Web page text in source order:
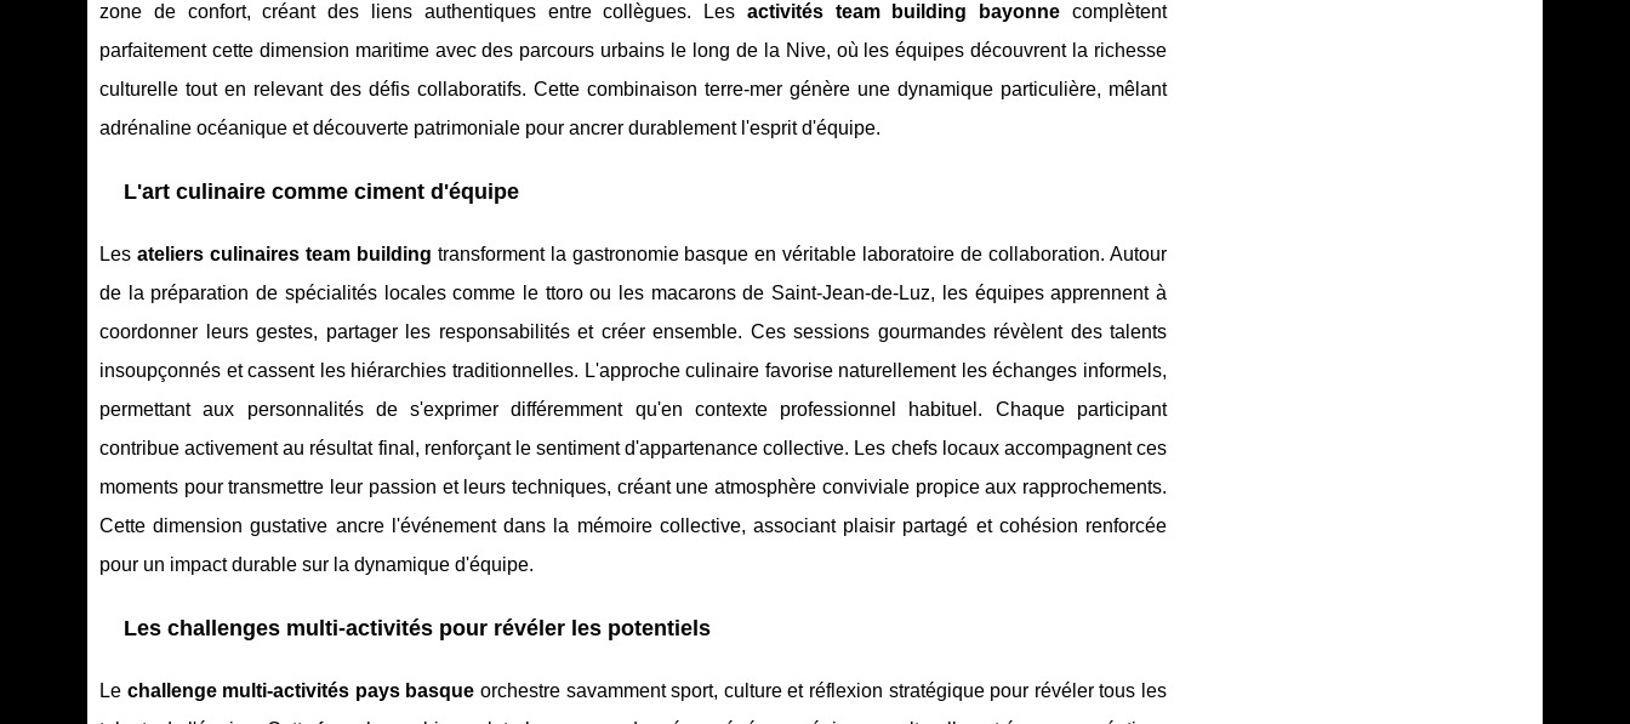
zone de confort, créant des liens authentiques entre collègues. Les activités team building bayonne complètent
parfaitement cette dimension maritime avec des parcours urbains le long de la Nive, où les équipes découvrent la richesse
culturelle tout en relevant des défis collaboratifs. Cette combinaison terre-mer génère une dynamique particulière, mêlant
adrénaline océanique et découverte patrimoniale pour ancrer durablement l'esprit d'équipe.
L'art culinaire comme ciment d'équipe
Les ateliers culinaires team building transforment la gastronomie basque en véritable laboratoire de collaboration. Autour
de la préparation de spécialités locales comme le ttoro ou les macarons de Saint-Jean-de-Luz, les équipes apprennent à
coordonner leurs gestes, partager les responsabilités et créer ensemble. Ces sessions gourmandes révèlent des talents
insoupçonnés et cassent les hiérarchies traditionnelles. L'approche culinaire favorise naturellement les échanges informels,
permettant aux personnalités de s'exprimer différemment qu'en contexte professionnel habituel. Chaque participant
contribue activement au résultat final, renforçant le sentiment d'appartenance collective. Les chefs locaux accompagnent ces
moments pour transmettre leur passion et leurs techniques, créant une atmosphère conviviale propice aux rapprochements.
Cette dimension gustative ancre l'événement dans la mémoire collective, associant plaisir partagé et cohésion renforcée
pour un impact durable sur la dynamique d'équipe.
Les challenges multi-activités pour révéler les potentiels
Le challenge multi-activités pays basque orchestre savamment sport, culture et réflexion stratégique pour révéler tous les